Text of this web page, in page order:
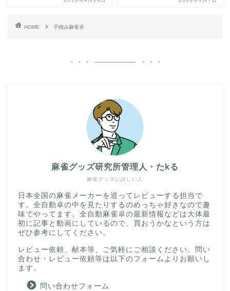
HOME 手積み麻雀卓
麻雀グッズに詳しい人
麻雀グッズ研究所管理人・たkる
日本全国の麻雀メーカーを巡ってレビューする担当で
す。全自動卓の中を見たりするのめっちゃ好きなので趣
味でやってます。全自動麻雀卓の最新情報などは大体最
初に記事と動画にしているので、買おうかなという方は
ぜひ参考にしてください。
レビュー依頼、献本等、ご気軽にご相談ください。問い
合わせ・レビュー依頼等は以下のフォームよりお願いし
ます。
問い合わせフォーム